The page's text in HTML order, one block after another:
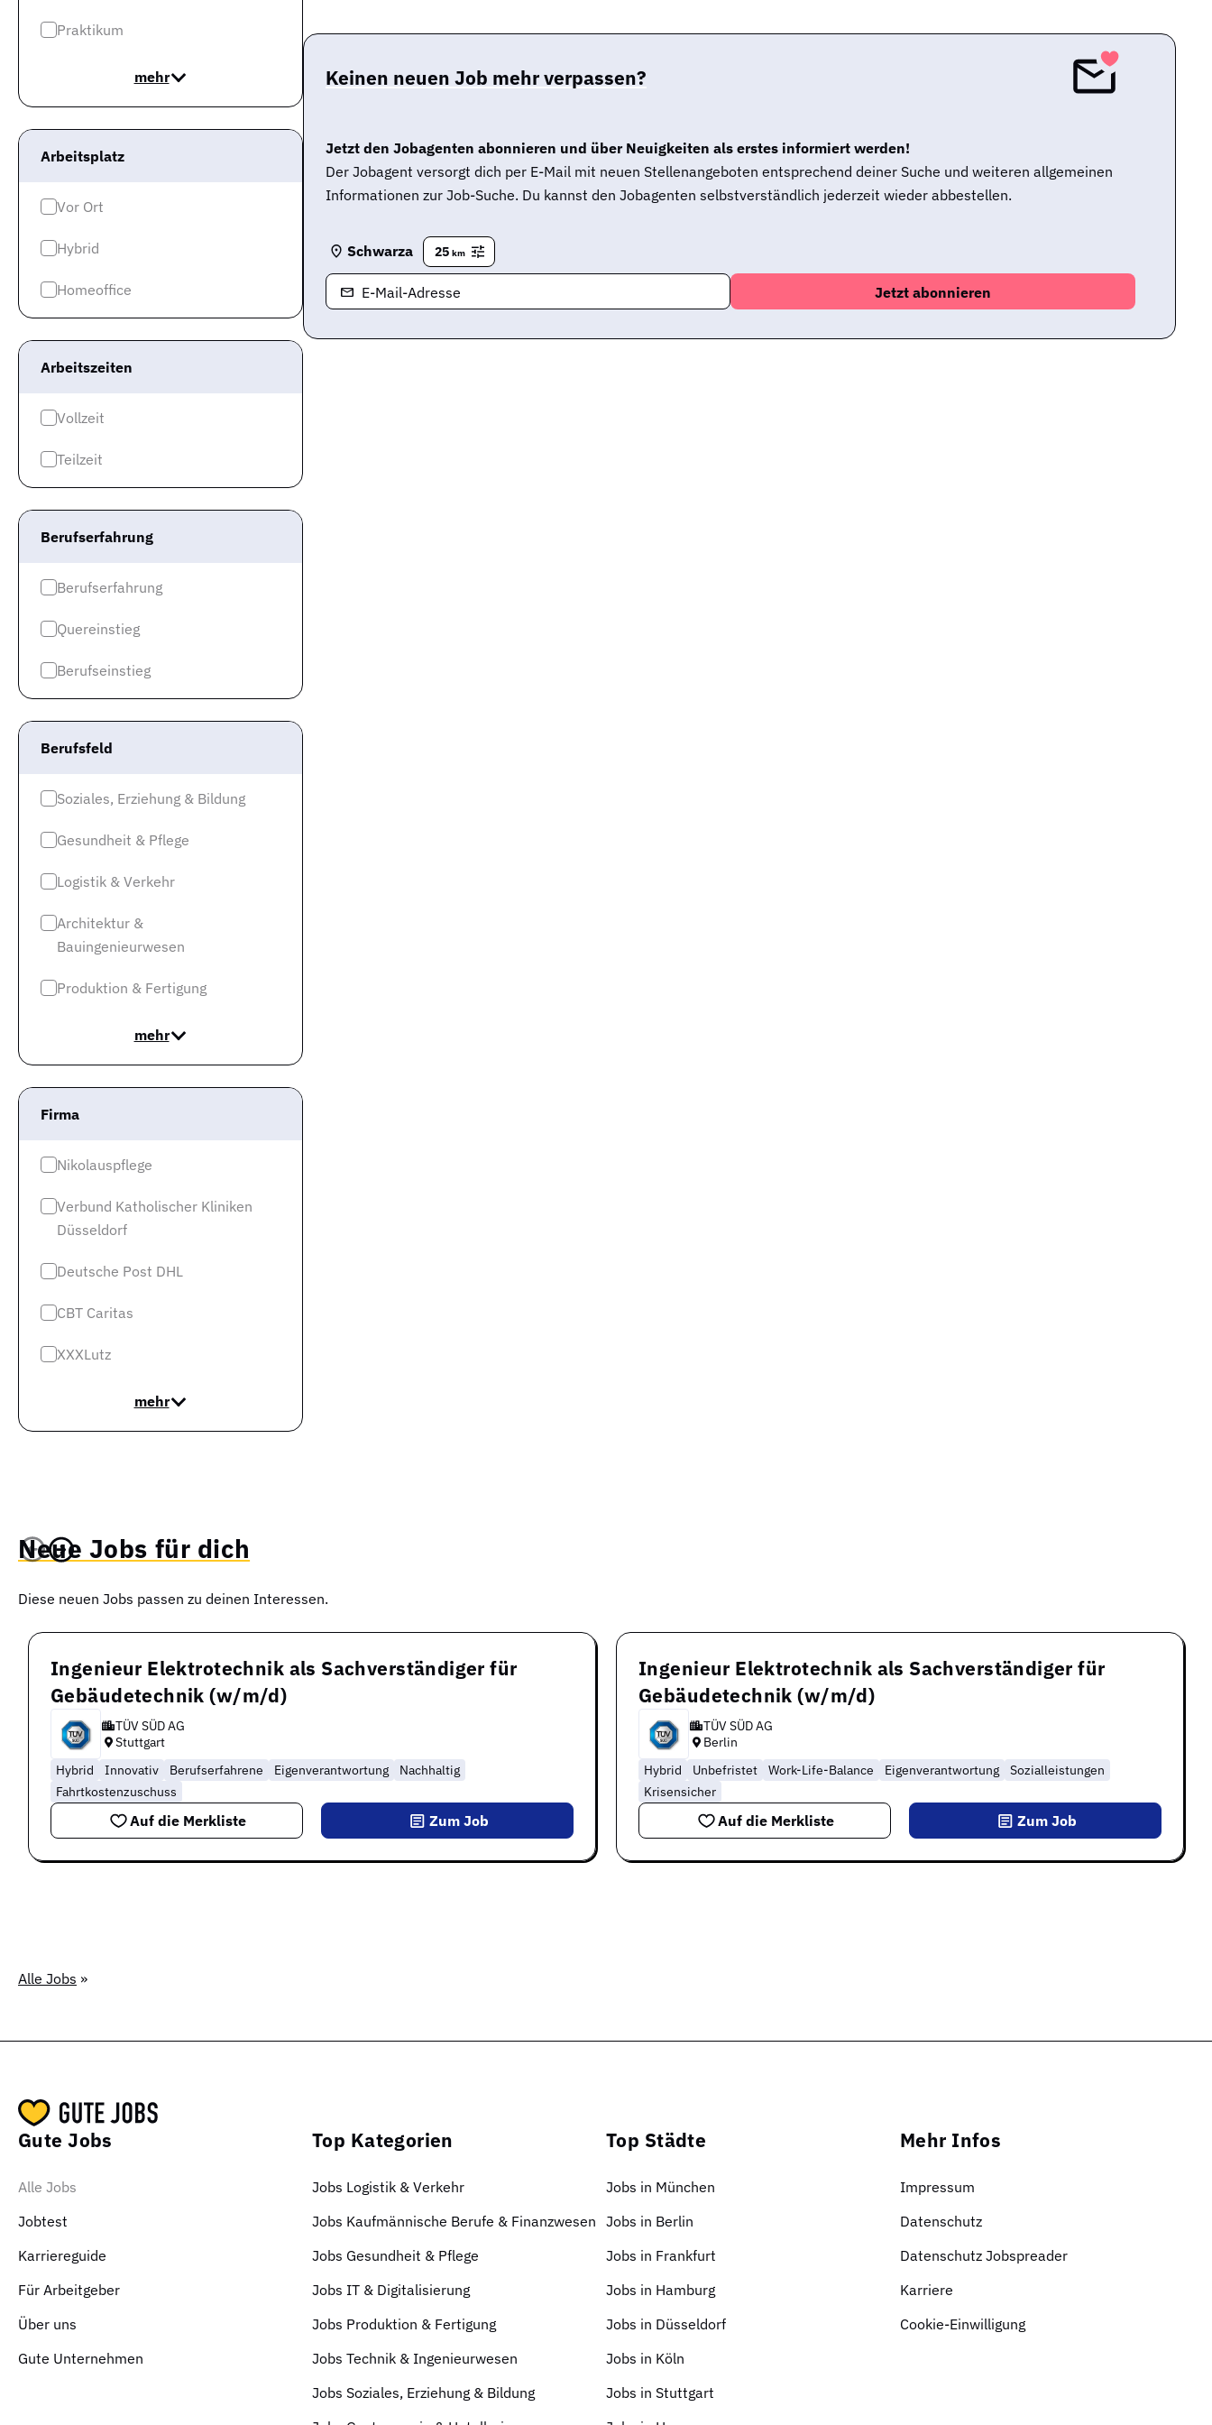
Praktikum
mehr
Arbeitsplatz
Vor Ort
Hybrid
Homeoffice
Arbeitszeiten
Vollzeit
Teilzeit
Berufserfahrung
Berufserfahrung
Quereinstieg
Berufseinstieg
Berufsfeld
Soziales, Erziehung & Bildung
Gesundheit & Pflege
Logistik & Verkehr
Architektur &
Bauingenieurwesen
Produktion & Fertigung
mehr
Firma
Nikolauspflege
Verbund Katholischer Kliniken
Düsseldorf
Deutsche Post DHL
CBT Caritas
XXXLutz
mehr
Keinen neuen Job mehr verpassen?
Jetzt den Jobagenten abonnieren und über Neuigkeiten als erstes informiert werden!
Der Jobagent versorgt dich per E-Mail mit neuen Stellenangeboten entsprechend deiner Suche und weiteren allgemeinen
Informationen zur Job-Suche. Du kannst den Jobagenten selbstverständlich jederzeit wieder abbestellen.
Schwarza 25 km
E-Mail-Adresse
Neue Jobs für dich
Diese neuen Jobs passen zu deinen Interessen.
Ingenieur Elektrotechnik als Sachverständiger für
Gebäudetechnik (w/m/d)
TÜV SÜD AG
Stuttgart
Hybrid
Innovativ Berufserfahrene Eigenverantwortung
Nachhaltig
Fahrtkostenzuschuss
Auf die Merkliste Zum Job
Ingenieur Elektrotechnik als Sachverständiger für
Gebäudetechnik (w/m/d)
TÜV SÜD AG
Berlin
Hybrid
Unbefristet Work-Life-Balance Eigenverantwortung
Sozialleistungen
Krisensicher
Auf die Merkliste Zum Job
Alle Jobs »
Gute Jobs
Alle Jobs
Jobtest
Karriereguide
Für Arbeitgeber
Über uns
Gute Unternehmen
Top Kategorien
Jobs Logistik & Verkehr
Jobs Kaufmännische Berufe & Finanzwesen
Jobs Gesundheit & Pflege
Jobs IT & Digitalisierung
Jobs Produktion & Fertigung
Jobs Technik & Ingenieurwesen
Jobs Soziales, Erziehung & Bildung
Top Städte
Jobs in München
Jobs in Berlin
Jobs in Frankfurt
Jobs in Hamburg
Jobs in Düsseldorf
Jobs in Köln
Jobs in Stuttgart
Mehr Infos
Impressum
Datenschutz
Datenschutz Jobspreader
Karriere
Cookie-Einwilligung